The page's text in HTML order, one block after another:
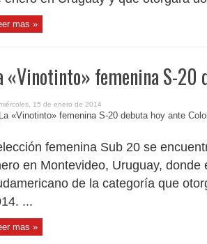
mas »
«Vinotinto» femenina S-20
15 de enero de 2014
femenina Sub 20 se
en Montevideo, Uruguay,
de la categoría que
...
mas »